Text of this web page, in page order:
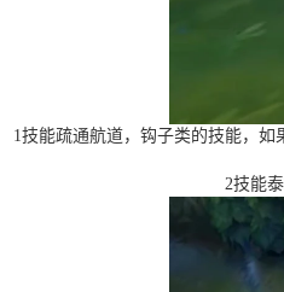
1技能疏通航道，钩子类的技能，
2技能